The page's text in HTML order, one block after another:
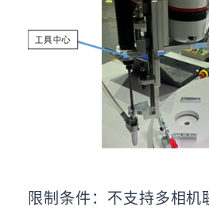
限制条件：不支持多相机